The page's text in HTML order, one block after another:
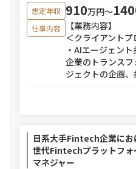
想定年収 910万円〜
仕事内容
【業務内容】
＜クライアント
・AIエージェン
企業のトランス
ジェクトの企画
日系大手Fintech企業にお
世代Fintechプラットフォ
マネジャー